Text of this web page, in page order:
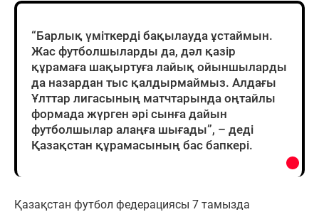
“Барлық үміткерді бақылауда ұстаймын.
Жас футболшыларды да, дәл қазір
құрамаға шақыртуға лайық ойыншыларды
да назардан тыс қалдырмаймыз. Алдағы
Ұлттар лигасының матчтарында оңтайлы
формада жүрген әрі сынға дайын
футболшылар алаңға шығады”, – деді
Қазақстан құрамасының бас бапкері.
Қазақстан футбол федерациясы 7 тамызда